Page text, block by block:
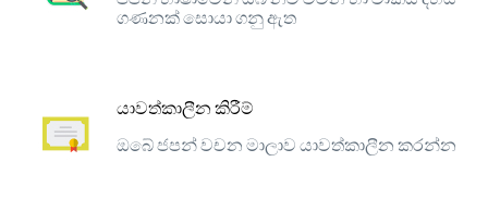
ගණනක් සොයා ගනු ඇත
යාවත්කාලීන කිරීම්
ඔබේ ජපන් වචන මාලාව යාවත්කාලීන කරන්න